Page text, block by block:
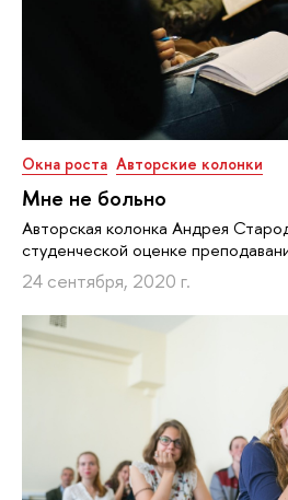
Окна роста Авторские колонки
Мне не больно
Авторская колонка Андрея
студенческой оценке
24 сентября, 2020 г.